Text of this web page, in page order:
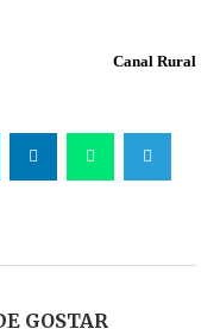
Canal Rural
GOSTAR